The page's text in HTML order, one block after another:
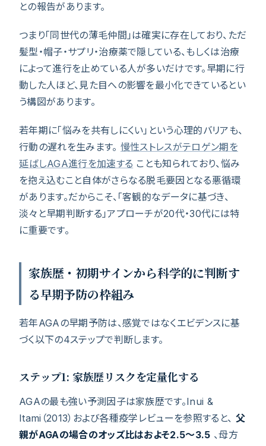
との報告があります。
つまり「同世代の薄毛仲間」は確実に存在しており、ただ
髪型・帽子・サプリ・治療薬で隠している、もしくは治療
によって進行を止めている人が多いだけです。早期に行
動した人ほど、見た目への影響を最小化できているとい
う構図があります。
若年期に「悩みを共有しにくい」という心理的バリアも、
行動の遅れを生みます。 慢性ストレスがテロゲン期を
延ばしAGA進行を加速する ことも知られており、悩み
を抱え込むこと自体がさらなる脱毛要因となる悪循環
があります。だからこそ、「客観的なデータに基づき、
淡々と早期判断する」アプローチが20代・30代には特
に重要です。
家族歴・初期サインから科学的に判断す
る早期予防の枠組み
若年AGAの早期予防は、感覚ではなくエビデンスに基
づく以下の4ステップで判断します。
ステップ1: 家族歴リスクを定量化する
AGAの最も強い予測因子は家族歴です。Inui &
Itami（2013）および各種疫学レビューを参照すると、 父
親がAGAの場合のオッズ比はおよそ2.5〜3.5 、母方